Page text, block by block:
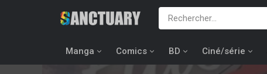
Manga Comics BD Ciné/série